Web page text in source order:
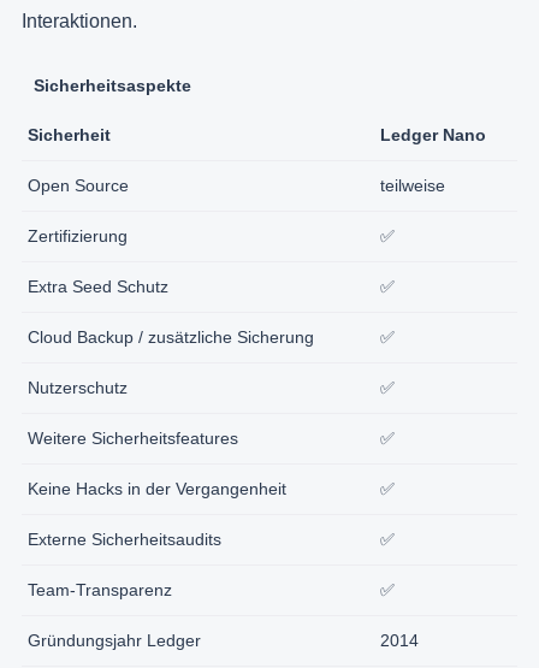
Interaktionen.
Sicherheitsaspekte
Sicherheit Ledger Nano
Open Source teilweise
Zertifizierung ✅
Extra Seed Schutz ✅
Cloud Backup / zusätzliche Sicherung ✅
Nutzerschutz ✅
Weitere Sicherheitsfeatures ✅
Keine Hacks in der Vergangenheit ✅
Externe Sicherheitsaudits ✅
Team-Transparenz ✅
Gründungsjahr Ledger 2014